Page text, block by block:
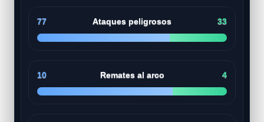
77 Ataques peligrosos 33
10 Remates al arco 4